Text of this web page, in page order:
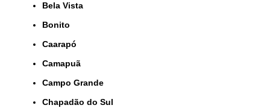
Bela Vista
Bonito
Caarapó
Camapuã
Campo Grande
Chapadão do Sul